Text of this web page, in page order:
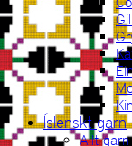
Íslenskt garn
Allt garn